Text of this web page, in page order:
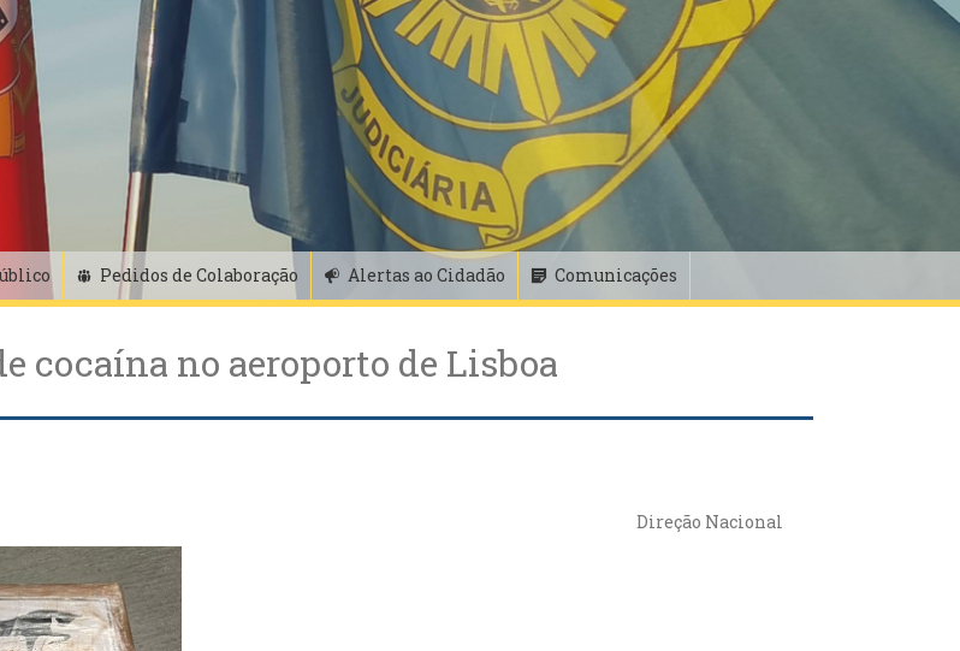
Pedidos de Colaboração Alertas ao Cidadão Comunicações
cocaína no aeroporto de Lisboa
Direção Nacional